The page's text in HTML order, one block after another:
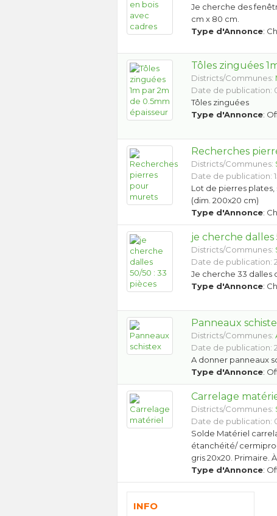
Je cherche des
cm x 80 cm.
Type d'Annonce:
Tôles zinguées
Districts/Communes:
Date de publication:
Tôles zinguées
Type d'Annonce:
Recherches
Districts/Communes:
Date de publication:
Lot de pierres
(dim. 200x20 cm)
Type d'Annonce:
je cherche dalles
Districts/Communes:
Date de publication:
Je cherche 33 dalles
Type d'Annonce:
Panneaux
Districts/Communes:
Date de publication:
A donner panneaux
Type d'Annonce:
Carrelage
Districts/Communes:
Date de publication:
Solde Matériel
étanchéité/
gris 20x20. Primaire.
Type d'Annonce:
INFO